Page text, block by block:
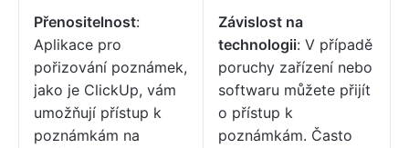
Přenositelnost:
Aplikace pro
pořizování poznámek,
jako je ClickUp, vám
umožňují přístup k
poznámkám na
Závislost na
technologii: V případě
poruchy zařízení nebo
softwaru můžete přijít
o přístup k
poznámkám. Často